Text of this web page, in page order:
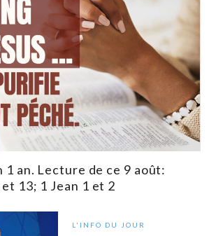
1 an. Lecture de ce 9 août:
13; 1 Jean 1 et 2
L'INFO DU JOUR